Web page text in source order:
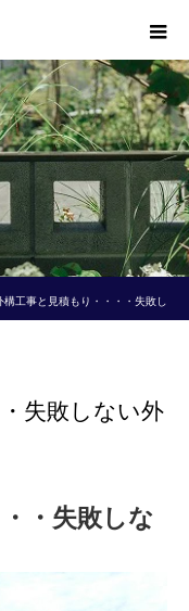
構工事と見積もり・・・・失敗し
失敗しない外
・失敗しな